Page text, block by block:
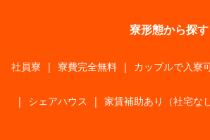
寮形態から探す
社員寮 | 寮費完全無料 | カップルで入寮
| シェアハウス | 家賃補助あり（社宅なし